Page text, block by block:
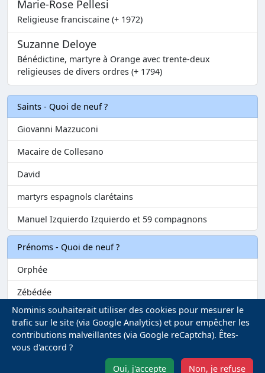
Marie-Rose Pellesi
Religieuse franciscaine (+ 1972)
Suzanne Deloye
Bénédictine, martyre à Orange avec trente-deux
religieuses de divers ordres (+ 1794)
Saints - Quoi de neuf ?
Giovanni Mazzuconi
Macaire de Collesano
David
martyrs espagnols clarétains
Manuel Izquierdo Izquierdo et 59 compagnons
Prénoms - Quoi de neuf ?
Orphée
Zébédée
Melvil
Matilin
Nominis souhaiterait utiliser des cookies pour mesurer le
trafic sur le site (via Google Analytics) et pour empêcher les
contributions malveillantes (via Google reCaptcha). Êtes-
vous d'accord ?
Oui, j'accepte
Non, je refuse